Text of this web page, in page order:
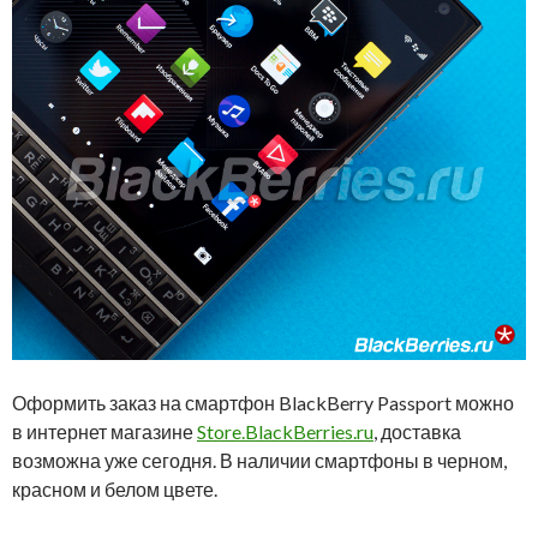
Оформить заказ на смартфон BlackBerry Passport можно
в интернет магазинеStore.BlackBerries.ru, доставка
возможна уже сегодня. В наличии смартфоны в черном,
красном и белом цвете.